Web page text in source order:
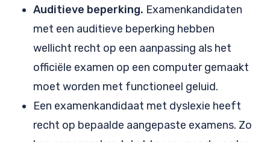
Auditieve beperking. Examenkandidaten
met een auditieve beperking hebben
wellicht recht op een aanpassing als het
officiële examen op een computer gemaakt
moet worden met functioneel geluid.
Een examenkandidaat met dyslexie heeft
recht op bepaalde aangepaste examens. Zo